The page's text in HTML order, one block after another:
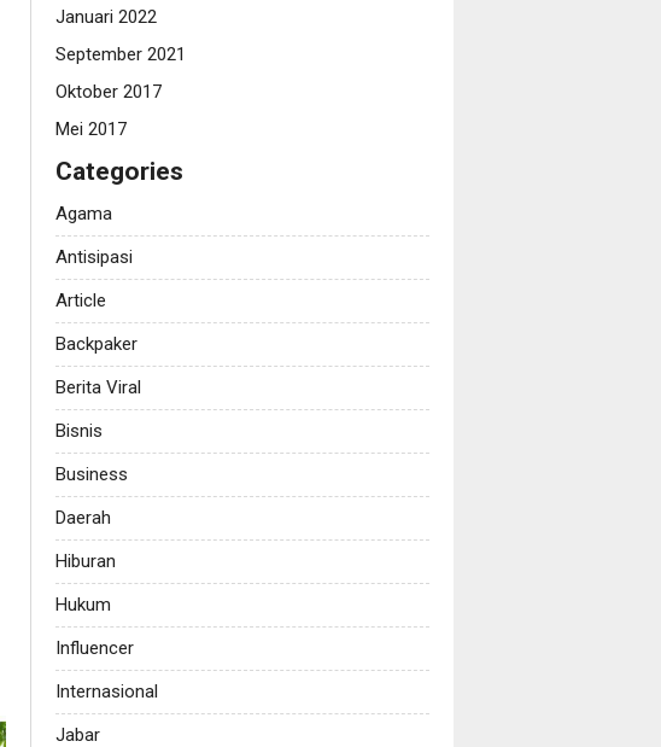
Januari 2022
September 2021
Oktober 2017
Mei 2017
Categories
Agama
Antisipasi
Article
Backpaker
Berita Viral
Bisnis
Business
Daerah
Hiburan
Hukum
Influencer
Internasional
Jabar